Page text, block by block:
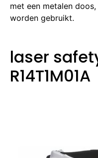
met een metalen
worden gebruikt.
laser
R14T1M01A